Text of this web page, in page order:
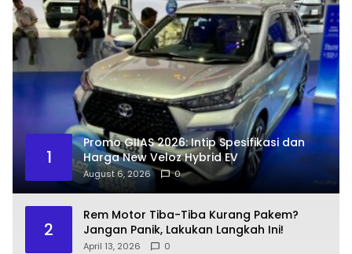
1
Promo GIIAS 2026: Intip Spesifikasi dan
Harga New Veloz Hybrid EV
August 6, 2026 0
2
Rem Motor Tiba-Tiba Kurang Pakem?
Jangan Panik, Lakukan Langkah Ini!
April 13, 2026 0